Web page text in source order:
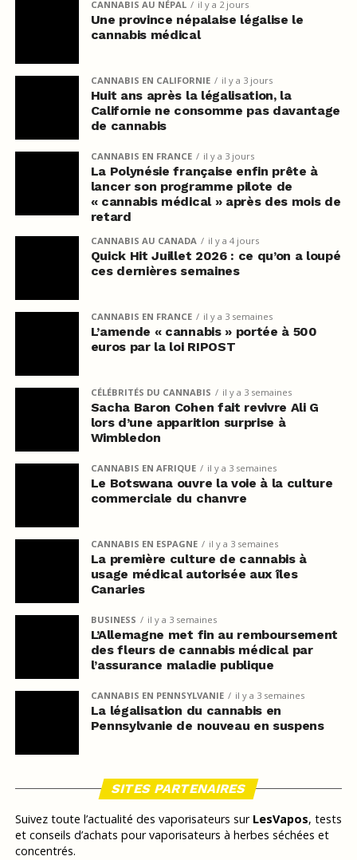
CANNABIS AU NÉPAL il y a 2 jours
Une province népalaise légalise le
cannabis médical
CANNABIS EN CALIFORNIE il y a 3 jours
Huit ans après la légalisation, la
Californie ne consomme pas davantage
de cannabis
CANNABIS EN FRANCE il y a 3 jours
La Polynésie française enfin prête à
lancer son programme pilote de
« cannabis médical » après des mois de
retard
CANNABIS AU CANADA il y a 4 jours
Quick Hit Juillet 2026 : ce qu’on a loupé
ces dernières semaines
CANNABIS EN FRANCE il y a 3 semaines
L’amende « cannabis » portée à 500
euros par la loi RIPOST
CÉLÉBRITÉS DU CANNABIS il y a 3 semaines
Sacha Baron Cohen fait revivre Ali G
lors d’une apparition surprise à
Wimbledon
CANNABIS EN AFRIQUE il y a 3 semaines
Le Botswana ouvre la voie à la culture
commerciale du chanvre
CANNABIS EN ESPAGNE il y a 3 semaines
La première culture de cannabis à
usage médical autorisée aux îles
Canaries
BUSINESS il y a 3 semaines
L’Allemagne met fin au remboursement
des fleurs de cannabis médical par
l’assurance maladie publique
CANNABIS EN PENNSYLVANIE il y a 3 semaines
La légalisation du cannabis en
Pennsylvanie de nouveau en suspens
SITES PARTENAIRES
Suivez toute l’actualité des vaporisateurs sur LesVapos, tests
et conseils d’achats pour vaporisateurs à herbes séchées et
concentrés.